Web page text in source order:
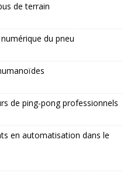
de terrain
du pneu
de ping-pong professionnels
en automatisation dans le